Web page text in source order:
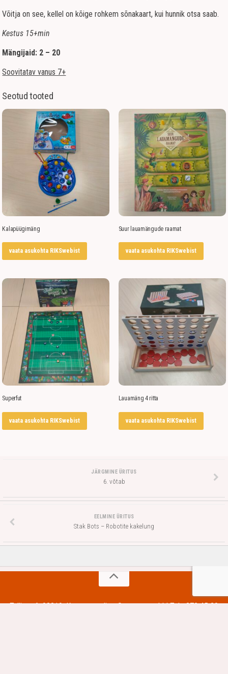
Võitja on see, kellel on kõige rohkem sõnakaart, kui hunnik otsa saab.
Kestus 15+min
Mängijaid: 2 – 20
Soovitatav vanus 7+
Seotud tooted
Kalapüügimäng
vaata asukohta RIKSwebist
Suur lauamängude raamat
vaata asukohta RIKSwebist
Superfut
vaata asukohta RIKSwebist
Lauamäng 4 ritta
vaata asukohta RIKSwebist
JÄRGMINE ÜRITUS
6. võtab
EELMINE ÜRITUS
Stak Bots – Robotite kakelung
Tallinna 6, 93819, Kuressaare linn, Saaremaa vald | Tel +372 45 20